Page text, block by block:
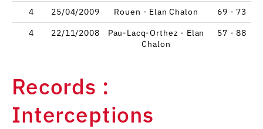
4 25/04/2009 Rouen - Elan Chalon
69 - 73
4
22/11/2008
Pau-Lacq-Orthez - Elan
Chalon
57 - 88
Records :
Interceptions